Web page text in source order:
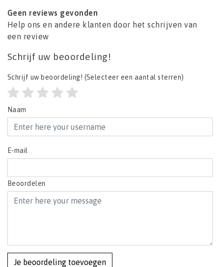
Geen reviews gevonden
Help ons en andere klanten door het schrijven van
een review
Schrijf uw beoordeling!
Schrijf uw beoordeling! (Selecteer een aantal sterren)
Naam
E-mail
Beoordelen
Je beoordeling toevoegen